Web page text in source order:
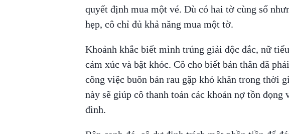
quyết định mua một vé. Dù có hai tờ cùng số
hẹp, cô chỉ đủ khả năng mua một tờ.
Khoảnh khắc biết mình trúng giải độc đắc, nữ
cảm xúc và bật khóc. Cô cho biết bản thân đã
công việc buôn bán rau gặp khó khăn trong thời
này sẽ giúp cô thanh toán các khoản nợ tồn đọng
đình.